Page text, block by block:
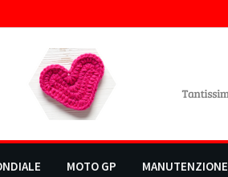
MOTO GP MANUTENZIONE